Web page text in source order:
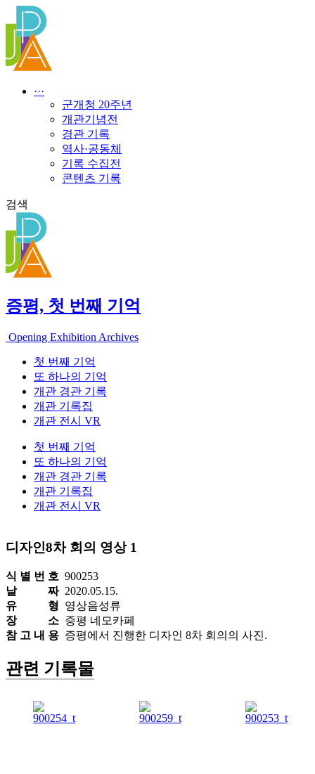
텐
로
건
···
군개청 20주년
개관기념전
경관 기록
역사·공동체
기록 수집전
콘텐츠 기록
검색
증평, 첫 번째 기억
Opening Exhibition Archives
첫 번째 기억
또 하나의 기억
개관 경관 기록
개관 기록집
개관 전시 VR
첫 번째 기억
또 하나의 기억
개관 경관 기록
개관 기록집
개관 전시 VR
디자인8차 회의 영상 1
식 별 번 호 900253
날 짜2020.05.15.
유 형
영상음성류
장 소 증평 네모카페
참 고 내 용 증평에서 진행한 디자인 8차 회의의 사진.
관련 기록물